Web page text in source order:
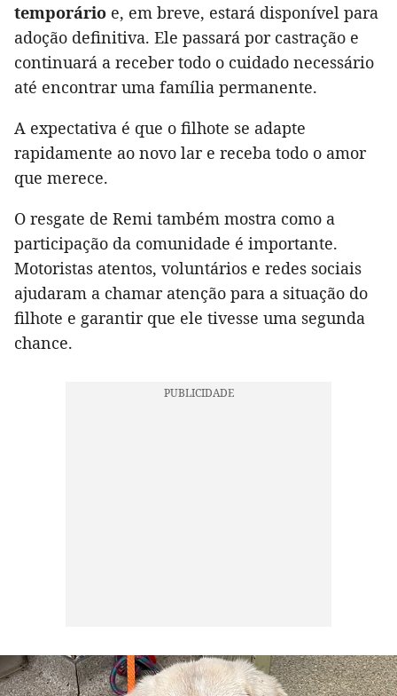
temporário e, em breve, estará disponível para
adoção definitiva. Ele passará por castração e
continuará a receber todo o cuidado necessário
até encontrar uma família permanente.
A expectativa é que o filhote se adapte
rapidamente ao novo lar e receba todo o amor
que merece.
O resgate de Remi também mostra como a
participação da comunidade é importante.
Motoristas atentos, voluntários e redes sociais
ajudaram a chamar atenção para a situação do
filhote e garantir que ele tivesse uma segunda
chance.